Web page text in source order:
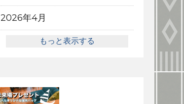
2026年4月
もっと表示する